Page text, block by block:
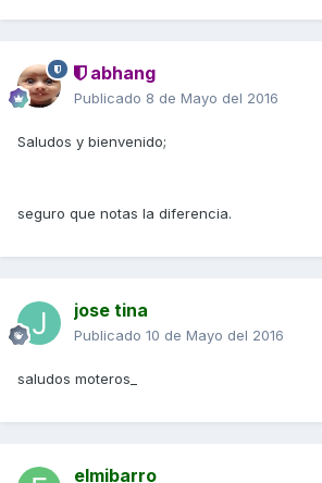
abhang
Publicado 8 de Mayo del 2016
Saludos y bienvenido;
seguro que notas la diferencia.
jose tina
Publicado 10 de Mayo del 2016
saludos moteros_
elmibarro